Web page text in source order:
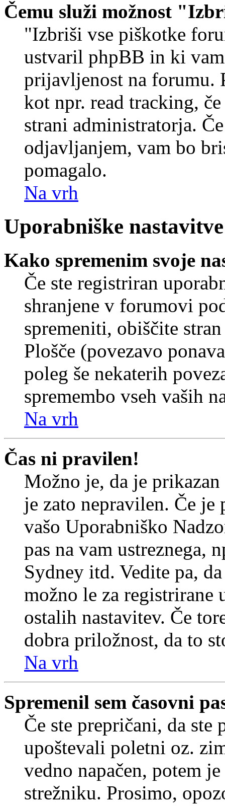
Čemu služi možnost
"Izbriši vse piškotke
ustvaril phpBB in ki
prijavljenost na forumu.
kot npr. read tracking,
strani administratorja.
odjavljanjem, vam bo
pomagalo.
Na vrh
Uporabniške nastavitve
Kako spremenim svoje
Če ste registriran
shranjene v forumovi
spremeniti, obiščite
Plošče (povezavo
poleg še nekaterih
spremembo vseh vaših
Na vrh
Čas ni pravilen!
Možno je, da je prikazan
je zato nepravilen. Če
vašo Uporabniško
pas na vam ustreznega,
Sydney itd. Vedite pa,
možno le za registrirane
ostalih nastavitev. Če
dobra priložnost, da to
Na vrh
Spremenil sem časovni
Če ste prepričani, da
upoštevali poletni oz.
vedno napačen, potem
strežniku. Prosimo,